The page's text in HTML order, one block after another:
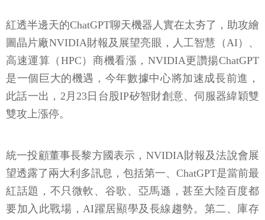
紅透半邊天的ChatGPT聊天機器人實在太夯了，助攻繪
圖晶片廠NVIDIA財報及展望亮眼，人工智慧（AI）、
高速運算（HPC）商機看漲，NVIDIA更讚揚ChatGPT
是一個巨大的機遇，今年數據中心將加速成長前進，
此話一出，2月23日台股IP矽智財創意、伺服器緯穎雙
雙攻上漲停。
統一投顧董事長黎方國表示，NVIDIA財報及法說會展
望透露了兩大利多訊息，包括第一、ChatGPT是當前最
紅話題，不只微軟、谷歌、亞馬遜，甚至大陸百度都
要加入此戰場，AI躍居顯學及長線趨勢。第二、庫存